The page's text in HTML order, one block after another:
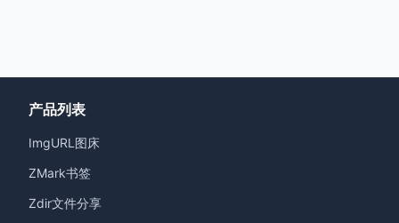
产品列表
ImgURL图床
ZMark书签
Zdir文件分享